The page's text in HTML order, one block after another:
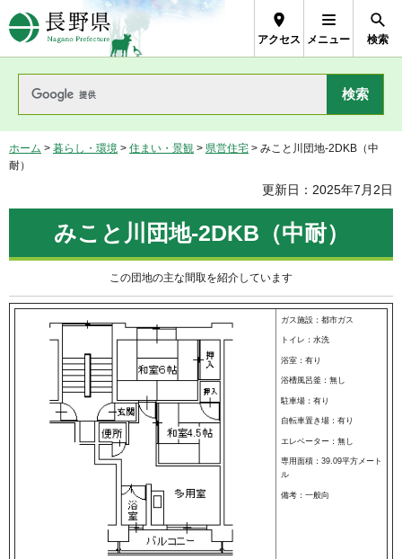
長野県Nagano Prefecture
アクセス メニュー 検索
ホーム > 暮らし・環境 > 住まい・景観 > 県営住宅 > みこと川団地-2DKB（中
耐）
更新日：2025年7月2日
みこと川団地-2DKB（中耐）
この団地の主な間取を紹介しています
ガス施設：都市ガス
トイレ：水洗
浴室：有り
浴槽風呂釜：無し
駐車場：有り
自転車置き場：有り
エレベーター：無し
専用面積：39.09平方メート
ル
備考：一般向